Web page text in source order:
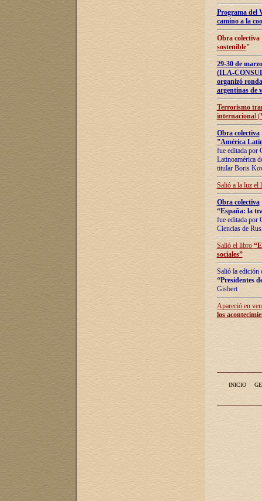
Programa del
camino a la
Obra
sostenible"
29-30 de
(ILA-
organizó
argentinas de
Terrorismo
internacional
Obra colectiva
”América
fue editada por
Latinoamérica
titular Boris
Salió a la luz el
Obra colectiva
“España: la
fue editada por
Ciencias de
Salió el libro “
sociales”
Salió la edición
“Presidentes
Gisbert
Apareció en
los
INICIO